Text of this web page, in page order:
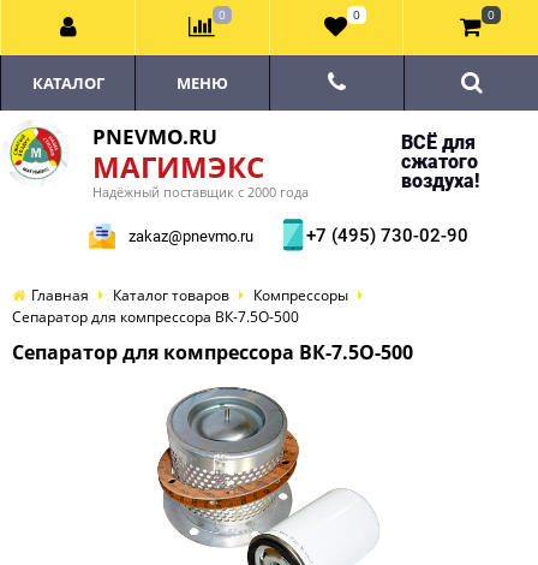
PNEVMO.RU
МАГИМЭКС
Надёжный поставщик с 2000 года
ВСЁ для
сжатого
воздуха!
zakaz@pnevmo.ru +7 (495) 730-02-90
КАТАЛОГ МЕНЮ
Главная Каталог товаров
Компрессоры
Сепаратор для компрессора ВК-7.5О-500
Сепаратор для компрессора ВК-7.5О-500
0 0 0